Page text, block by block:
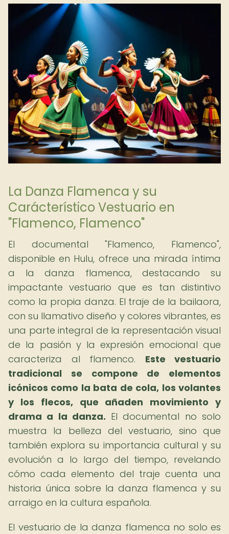
La Danza Flamenca y su
Carácterístico Vestuario en
"Flamenco, Flamenco"
El documental "Flamenco, Flamenco",
disponible en Hulu, ofrece una mirada íntima
a la danza flamenca, destacando su
impactante vestuario que es tan distintivo
como la propia danza. El traje de la bailaora,
con su llamativo diseño y colores vibrantes, es
una parte integral de la representación visual
de la pasión y la expresión emocional que
caracteriza al flamenco. Este vestuario
tradicional se compone de elementos
icónicos como la bata de cola, los volantes
y los flecos, que añaden movimiento y
drama a la danza. El documental no solo
muestra la belleza del vestuario, sino que
también explora su importancia cultural y su
evolución a lo largo del tiempo, revelando
cómo cada elemento del traje cuenta una
historia única sobre la danza flamenca y su
arraigo en la cultura española.
El vestuario de la danza flamenca no solo es